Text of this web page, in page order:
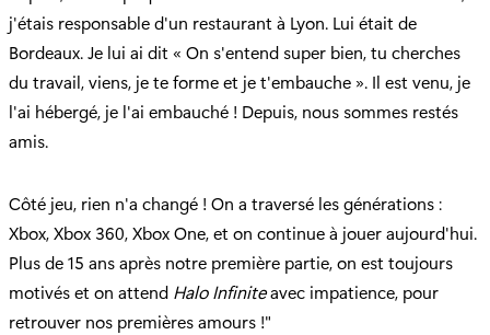
j'étais responsable d'un restaurant à Lyon. Lui était de
Bordeaux. Je lui ai dit « On s'entend super bien, tu cherches
du travail, viens, je te forme et je t'embauche ». Il est venu, je
l'ai hébergé, je l'ai embauché ! Depuis, nous sommes restés
amis.
Côté jeu, rien n'a changé ! On a traversé les générations :
Xbox, Xbox 360, Xbox One, et on continue à jouer aujourd'hui.
Plus de 15 ans après notre première partie, on est toujours
motivés et on attend Halo Infiniteavec impatience, pour
retrouver nos premières amours !"